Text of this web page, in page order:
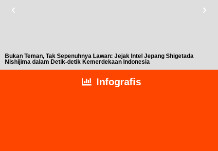
Bukan Teman, Tak Sepenuhnya Lawan: Jejak Intel Jepang Shigetada
Nishijima dalam Detik-detik Kemerdekaan Indonesia
Infografis